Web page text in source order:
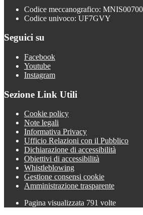
Codice meccanografico:
Codice univoco: UF7GVY
Seguici su
Facebook
Youtube
Instagram
Sezione Link Utili
Cookie policy
Note legali
Informativa Privacy
Ufficio Relazioni con il Pubblico
Dichiarazione di accessibilità
Obiettivi di accessibilità
Whistleblowing
Gestione consensi cookie
Amministrazione trasparente
Pagina visualizzata 791 volte